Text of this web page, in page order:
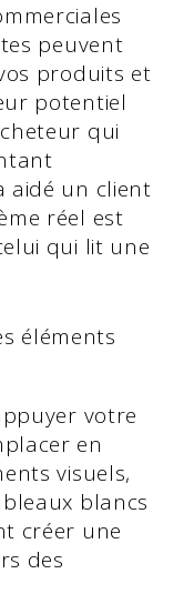
peuvent
produits et
potentiel
qui
aidé un client
réel est
qui lit une
éléments
votre
en
visuels,
blancs
créer une
des